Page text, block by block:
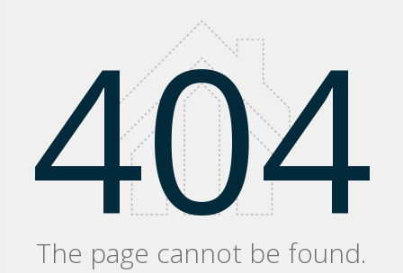
404
The page cannot be found.